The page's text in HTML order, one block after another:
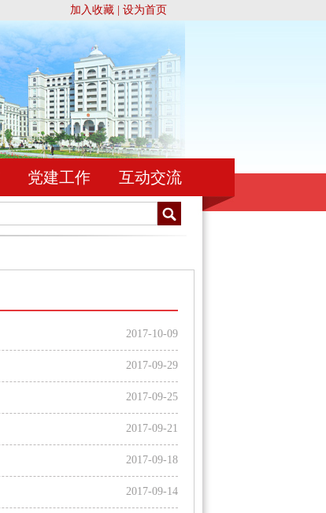
加入收藏 设为首页
党建工作 互动交流
忠于祖国，忠于人民，忠于宪法和法律，忠实履行法官
2017-10-09
2017-09-29
2017-09-25
2017-09-21
2017-09-18
2017-09-14